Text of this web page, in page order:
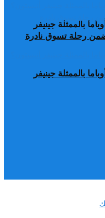
بالممثلة جينيفر
رحلة تسوق نادرة
بالممثلة جينيفر